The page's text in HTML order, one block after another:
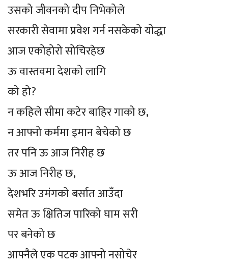
उसको जीवनको दीप निभेकोले
सरकारी सेवामा प्रवेश गर्न नसकेको योद्धा
आज एकोहोरो सोचिरहेछ
ऊ वास्तवमा देशको लागि
को हो?
न कहिले सीमा कटेर बाहिर गाको छ,
न आफ्नो कर्ममा इमान बेचेको छ
तर पनि ऊ आज निरीह छ
ऊ आज निरीह छ,
देशभरि उमंगको बर्सात आउँदा
समेत ऊ क्षितिज पारिको घाम सरी
पर बनेको छ
आफ्नैले एक पटक आफ्नो नसोचेर